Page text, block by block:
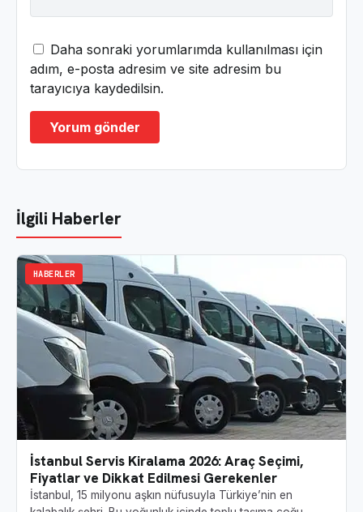
Daha sonraki yorumlarımda kullanılması için
adım, e-posta adresim ve site adresim bu
tarayıcıya kaydedilsin.
İlgili Haberler
HABERLER
İstanbul Servis Kiralama 2026: Araç Seçimi,
Fiyatlar ve Dikkat Edilmesi Gerekenler
İstanbul, 15 milyonu aşkın nüfusuyla Türkiye’nin en